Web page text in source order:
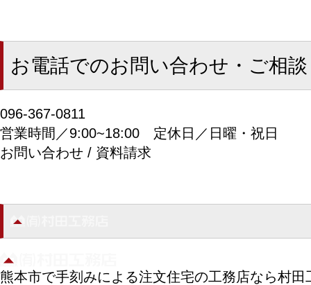
お電話でのお問い合わせ・ご相談
096-367-0811
営業時間／9:00~18:00 定休日／日曜・祝日
お問い合わせ / 資料請求
熊本市で手刻みによる注文住宅の工務店なら村田